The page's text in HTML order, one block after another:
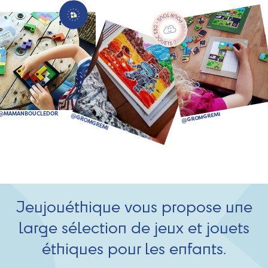
Jeujouéthique vous propose une
large sélection de jeux et jouets
éthiques pour les enfants.